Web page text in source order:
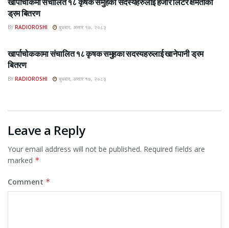
खार्पाचोकमा संचालित १८ कृषक समुहका सदस्यहरुलाई हजार लिटर क्षमताको
ड्रम बितरण
BY RADIOROSHI बुधबार, असार १७, २०८३
खार्पाचोककामा संचालित १८ कृषक समुहका सदस्यहरुलाई खानेपानी ड्रम
बितरण
BY RADIOROSHI बुधबार, असार १७, २०८३
Leave a Reply
Your email address will not be published. Required fields are
marked *
Comment *